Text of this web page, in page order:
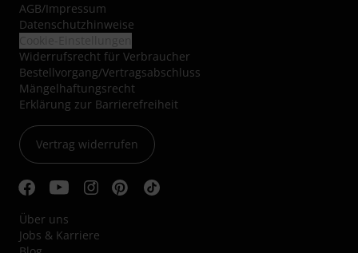
AGB/Impressum
Datenschutzhinweise
Widerrufsrecht für Verbraucher
Bestellvorgang/Vertragsabschluss
Mängelhaftungsrecht
Erklärung zur Barrierefreiheit
Vertrag widerrufen
Über uns
Jobs & Karriere